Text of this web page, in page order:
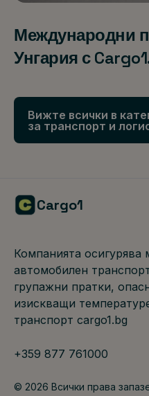
Международни
Унгария с
Вижте всички в
за транспорт и
Cargo1
Компанията
автомобилен
групажни пратки,
изискващи
транспорт cargo1.bg
+359 877 761000
© 2026 Всички права